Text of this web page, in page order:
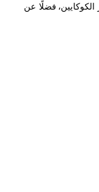
المتقاعد، عبد الغني هامل في قضية محاولة إدخال 700 كلغ من مخدر الكوكايين، فضلًا عن